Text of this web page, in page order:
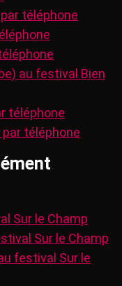
téléphone
au festival Bien
téléphone
par téléphone
Sur le Champ
Sur le Champ
festival Sur le